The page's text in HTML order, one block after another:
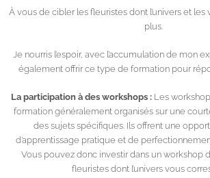
À vous de cibler les fleuristes dont l’univers et les
plus.
Je nourris l’espoir, avec l’accumulation de mon
également offrir ce type de formation pour
La participation à des workshops : Les
formation généralement organisés sur une
des sujets spécifiques. Ils offrent une
d’apprentissage pratique et de
Vous pouvez donc investir dans un workshop
fleuristes dont l’univers vous